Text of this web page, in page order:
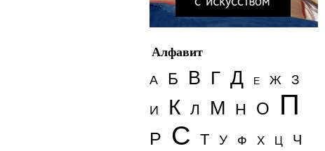
Алфавит
А
Б В Г Д Е Ж З
И К Л М Н О П
Р С Т У Ф Х Ц Ч